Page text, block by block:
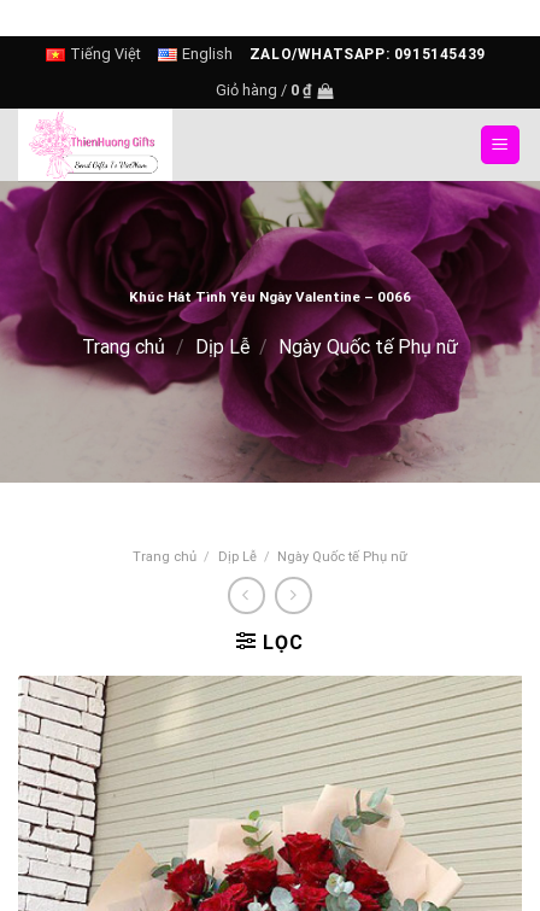
content
Tiếng Việt English ZALO/WHATSAPP: 0915145439
Giỏ hàng / 0 ₫
Khúc Hát Tình Yêu Ngày Valentine – 0066
Trang chủ / Dịp Lễ / Ngày Quốc tế Phụ nữ
Trang chủ / Dịp Lễ / Ngày Quốc tế Phụ nữ
LỌC